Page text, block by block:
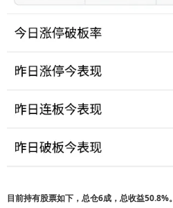
目前持有股票如下，总仓6成，总收益50.8%。